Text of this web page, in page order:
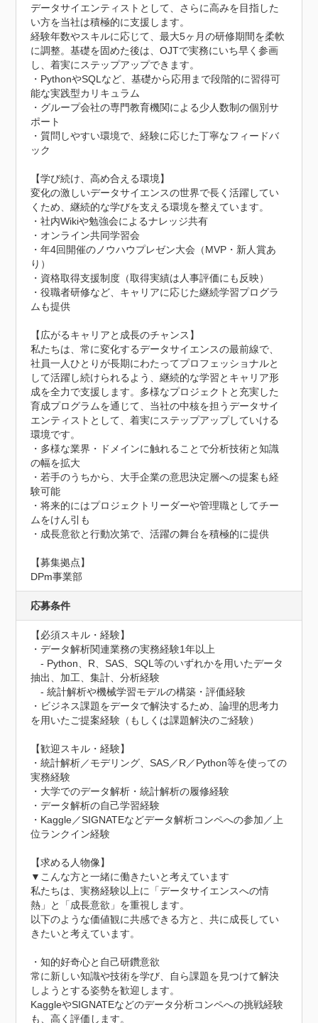
データサイエンティストとして、さらに高みを目指した
い方を当社は積極的に支援します。
経験年数やスキルに応じて、最大5ヶ月の研修期間を柔軟
に調整。基礎を固めた後は、OJTで実務にいち早く参画
し、着実にステップアップできます。
・PythonやSQLなど、基礎から応用まで段階的に習得可
能な実践型カリキュラム
・グループ会社の専門教育機関による少人数制の個別サ
ポート
・質問しやすい環境で、経験に応じた丁寧なフィードバ
ック
【学び続け、高め合える環境】
変化の激しいデータサイエンスの世界で長く活躍してい
くため、継続的な学びを支える環境を整えています。
・社内Wikiや勉強会によるナレッジ共有
・オンライン共同学習会
・年4回開催のノウハウプレゼン大会（MVP・新人賞あ
り）
・資格取得支援制度（取得実績は人事評価にも反映）
・役職者研修など、キャリアに応じた継続学習プログラ
ムも提供
【広がるキャリアと成長のチャンス】
私たちは、常に変化するデータサイエンスの最前線で、
社員一人ひとりが長期にわたってプロフェッショナルと
して活躍し続けられるよう、継続的な学習とキャリア形
成を全力で支援します。多様なプロジェクトと充実した
育成プログラムを通じて、当社の中核を担うデータサイ
エンティストとして、着実にステップアップしていける
環境です。
・多様な業界・ドメインに触れることで分析技術と知識
の幅を拡大
・若手のうちから、大手企業の意思決定層への提案も経
験可能
・将来的にはプロジェクトリーダーや管理職としてチー
ムをけん引も
・成長意欲と行動次第で、活躍の舞台を積極的に提供
【募集拠点】
DPm事業部
応募条件
【必須スキル・経験】
・データ解析関連業務の実務経験1年以上
‐ Python、R、SAS、SQL等のいずれかを用いたデータ
抽出、加工、集計、分析経験
‐ 統計解析や機械学習モデルの構築・評価経験
・ビジネス課題をデータで解決するため、論理的思考力
を用いたご提案経験（もしくは課題解決のご経験）
【歓迎スキル・経験】
・統計解析／モデリング、SAS／R／Python等を使っての
実務経験
・大学でのデータ解析・統計解析の履修経験
・データ解析の自己学習経験
・Kaggle／SIGNATEなどデータ解析コンペへの参加／上
位ランクイン経験
【求める人物像】
▼こんな方と一緒に働きたいと考えています
私たちは、実務経験以上に「データサイエンスへの情
熱」と「成長意欲」を重視します。
以下のような価値観に共感できる方と、共に成長してい
きたいと考えています。
・知的好奇心と自己研鑽意欲
常に新しい知識や技術を学び、自ら課題を見つけて解決
しようとする姿勢を歓迎します。
KaggleやSIGNATEなどのデータ分析コンペへの挑戦経験
も、高く評価します。